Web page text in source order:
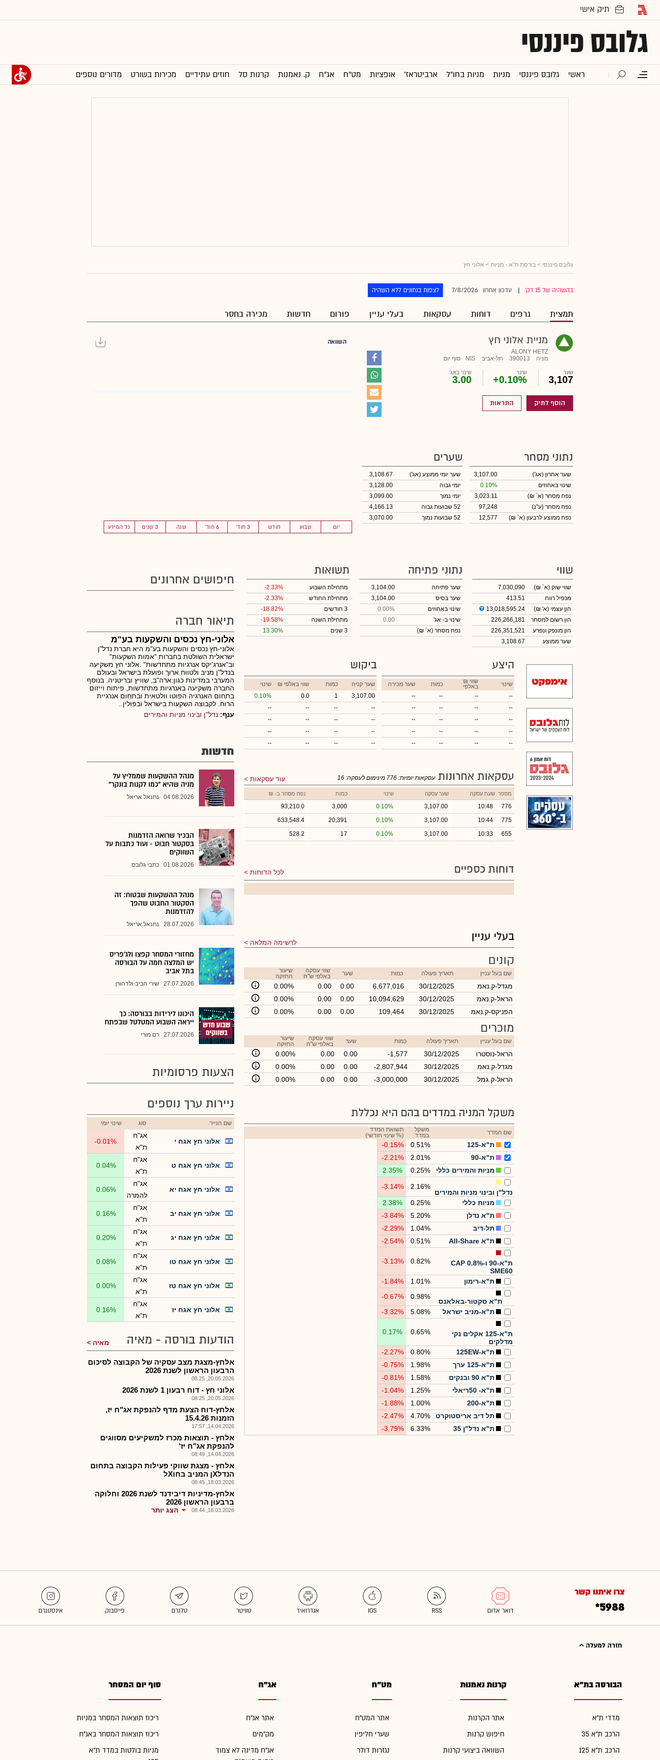
גלובס פיננסי
ראשי גלובס פיננסי מניות מניות בחו"ל ארביטראז' אופציות מט"ח אג"ח ק. נאמנות קרנות סל חוזים עתידיים מכירות בשורט מדורים נוספים
גלובס פיננסי > בורסת ת"א - מניות > אלוני חץ
בהשהיה של 15 דק' עדכון אחרון 7/8/2026 לצפות בנתונים ללא השהיה
תמצית גרפים דוחות עסקאות בעלי עניין פורום חדשות מכירה בחסר
מניית אלוני חץ
ALONY HETZ
מניה
390013 תל-אביב NIS סוף יום
שער
3,107
שינוי
+0.10%
שינוי באג'
3.00
הוסף לתיק התראות
השוואה
יום שבוע חודש 3 חוד' 6 חוד' שנה 3 שנים כל המידע
נתוני מסחר
שער אחרון (אג')
3,107.00
שינוי באחוזים
0.10%
נפח מסחר (א` ₪)
3,023.11
נפח מסחר (ע"נ)
97,248
נפח ממוצע לרבעון (א` ₪)
12,577
שערים
שער יומי ממוצע (אג')
3,108.67
יומי גבוה
3,128.00
יומי נמוך
3,099.00
52 שבועות גבוה
4,166.13
52 שבועות נמוך
3,070.00
שווי
שווי שוק (א` ₪)
7,030,090
מכפיל רווח
413.51
הון עצמי (א' ₪)
13,018,595.24
הון רשום למסחר
226,266,181
הון מונפק ונפרע
226,351,521
שער ממוצע
3,108.67
נתוני פתיחה
שער פתיחה
3,104.00
שער בסיס
3,104.00
שינוי באחוזים
0.00%
שינוי ב- אג'
0.00
נפח מסחר (א` ₪)
תשואות
מתחילת השבוע
-2.33%
מתחילת החודש
-2.33%
3 חודשים
-18.82%
מתחילת השנה
-19.58%
3 שנים
13.30%
היצע
שינוי ₪ שווי
באלפי כמות
שער מכירה
--
--
--
--
--
--
--
--
--
--
--
--
--
--
--
--
--
--
--
--
ביקוש
שער קניה כמות ₪ שווי באלפי
שינוי
3,107.00
1
0.0
0.10%
--
--
--
--
--
--
--
--
--
--
--
--
--
--
--
--
עסקאות אחרונות עוד עסקאות עסקאות יומיות: 776 מינימום לעסקה: 16
מספר שעת עסקה שער עסקה שינוי כמות נפח מסחר ב- ₪
776
10:48
3,107.00
0.10%
3,000
93,210.0
775
10:44
3,107.00
0.10%
20,391
633,548.4
655
10:33
3,107.00
0.10%
17
528.2
דוחות כספיים לכל הדוחות
בעלי עניין לרשימה המלאה
קונים
שם בעל עניין תאריך פעולה כמות שער
שווי עסקה
באלפי ש"ח
שיעור
החזקה
מגדל-ק.נאמ 30/12/2025
6,677,016
0.00
0.00
0.00%
הראל-ק.נאמ
30/12/2025
10,094,629
0.00
0.00
0.00%
הפניקס-ק.נאמ
30/12/2025
109,464
0.00
0.00
0.00%
מוכרים
שם בעל עניין תאריך פעולה כמות שער
שווי עסקה
באלפי ש"ח
שיעור
החזקה
הראל-נוסטרו 30/12/2025
-1,577
0.00
0.00
0.00%
מגדל-ק.נאמ
30/12/2025
-2,807,944
0.00
0.00
0.00%
הראל-ק.גמל
30/12/2025
-3,000,000
0.00
0.00
0.00%
משקל המניה במדדים בהם היא נכללת
שם המדד
משקל
במדד
תשואת המדד
(% שינוי חודשי)
ת"א-125 0.51%
-0.15%
ת"א-90
2.01%
-2.21%
מניות והמירים כללי
0.25%
2.35%
נדל"ן ובינוי מניות והמירים
2.16%
-3.14%
מניות כללי 0.25%
2.38%
ת"א נדלן
5.20%
-3.84%
תל-דיב
1.04%
-2.29%
ת"א All-Share
0.51%
-2.54%
ת"א-90 ו-CAP 0.8%
SME60
0.82%
-3.13%
ת"א-רימון 1.01%
-1.84%
ת"א סקטור-באלאנס
0.98%
-0.67%
ת"א-מניב ישראל
5.08%
-3.32%
ת"א-125 אקלים נקי
מדלקים
0.65%
0.17%
ת"א-125EW 0.80%
-2.27%
ת"א-125 ערך
1.98%
-0.75%
ת"א 90 ובנקים
1.58%
-0.81%
ת"א- 50ריאלי
1.25%
-1.04%
ת"א-200
1.00%
-1.88%
תל דיב אריסטוקרט
4.70%
-2.47%
ת"א נדל"ן 35
6.33%
-3.79%
חיפושים אחרונים
תיאור חברה
אלוני-חץ נכסים והשקעות בע"מ
אלוני-חץ נכסים והשקעות בע"מ היא חברת נדל"ן
ישראלית השולטת בחברות "אמות השקעות"
וב"אנרג'יקס אנרגיות מתחדשות" .אלוני חץ משקיעה
בנדל"ן מניב ולטווח ארוך ופועלת בישראל ובעולם
המערבי במדינות כגון:ארה"ב, שוויץ ובריטניה. בנוסף
החברה משקיעה באנרגיות מתחדשות, פיתוח וייזום
בתחום האנרגיה הפוטו וולטאית ובתחום אנרגיית
הרוח. לקבוצה השקעות בישראל ובפולין..
ענף: נדל"ן ובינוי מניות והמירים
חדשות
מנהל ההשקעות שממליץ על
מניה שהיא "כמו לקנות בונקר"
04.08.2026 נתנאל אריאל
הבכיר שרואה הזדמנות
בסקטור חבוט - ועוד כתבות על
השווקים
01.08.2026 כתבי גלובס
מנהל ההשקעות שבטוח: זה
הסקטור החבוט שהפך
להזדמנות
28.07.2026 נתנאל אריאל
מחזורי המסחר קפצו ולג'פריס
יש המלצה חמה על הבורסה
בתל אביב
27.07.2026 שירי חביב-ולדהורן
היכונו לירידות בבורסה: כך
ייראה השבוע המטלטל שבפתח
27.07.2026 רם מורי
הצעות פרסומיות
ניירות ערך נוספים
שם הנייר סוג שינוי יומי
אלוני חץ אגח י
אג"ח
ת"א
-0.01%
אלוני חץ אגח ט
אג"ח
ת"א
0.04%
אלוני חץ אגח יא
אג"ח
להמרה
0.06%
אלוני חץ אגח יב
אג"ח
ת"א
0.16%
אלוני חץ אגח יג
אג"ח
ת"א
0.20%
אלוני חץ אגח טו
אג"ח
ת"א
0.08%
אלוני חץ אגח טז
אג"ח
ת"א
0.00%
אלוני חץ אגח יז
אג"ח
ת"א
0.16%
הודעות בורסה - מאיה מאיה
אלחץ-מצגת מצב עסקיה של הקבוצה לסיכום
הרבעון הראשון לשנת 2026
20.05.2026, 08:25
אלוני חץ - דוח רבעון 1 לשנת 2026
20.05.2026, 08:25
אלחץ-דוח הצעת מדף להנפקת אג"ח יז,
הזמנות 15.4.26
14.04.2026, 17:57
אלחץ - תוצאות מכרז למשקיעים מסווגים
להנפקת אג"ח יז'
14.04.2026, 08:49
אלחץ - מצגת שווקי פעילות הקבוצה בתחום
הנדלXן המניב בחוXל
18.03.2026, 08:45
אלחץ-מדיניות דיבידנד לשנת 2026 וחלוקה
ברבעון הראשון 2026
18.03.2026, 08:44 הצג יותר
צרו איתנו קשר
*5988
חזרה למעלה
הבורסה בת"א
מדדי ת"א
הרכב ת"א 35
הרכב ת"א 125
קרנות נאמנות
אתר הקרנות
חיפוש קרנות
השוואה ביצועי קרנות
מט"ח
אתר המט"ח
שערי חליפין
נגזרות דולר
אג"ח
אתר אג"ח
מק"מים
אג"ח מדינה לא צמוד
סוף יום המסחר
ריכוז תוצאות המסחר במניות
ריכוז תוצאות המסחר באג"ח
מניות בולטות במדד ת"א